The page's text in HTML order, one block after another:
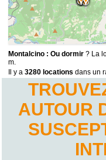
Montalcino : Ou dormir ? La
m.
Il y a3280 locations dans un
AUTOUR